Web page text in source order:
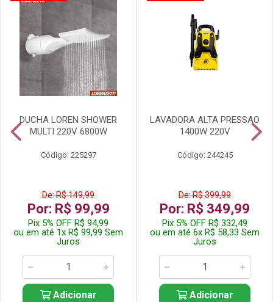
DUCHA LOREN SHOWER
MULTI 220V 6800W
Código: 225297
De: R$ 149,99
Por: R$ 99,99
Pix 5% OFF R$ 94,99
ou em até 1x R$ 99,99 Sem
Juros
Adicionar
LAVADORA ALTA PRESSAO
1400W 220V
Código: 244245
De: R$ 399,99
Por: R$ 349,99
Pix 5% OFF R$ 332,49
ou em até 6x R$ 58,33 Sem
Juros
Adicionar